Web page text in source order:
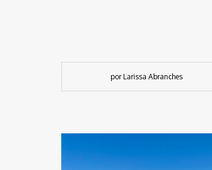
por Larissa Abranches